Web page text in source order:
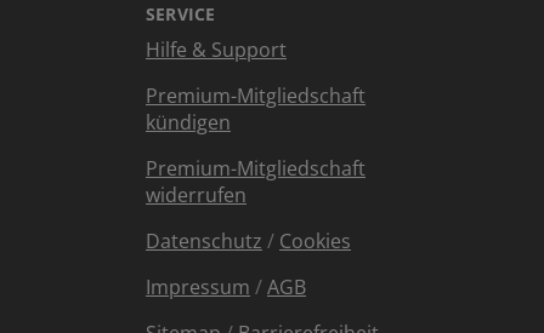
SERVICE
Hilfe & Support
Premium-Mitgliedschaft
kündigen
Premium-Mitgliedschaft
widerrufen
Datenschutz / Cookies
Impressum /AGB